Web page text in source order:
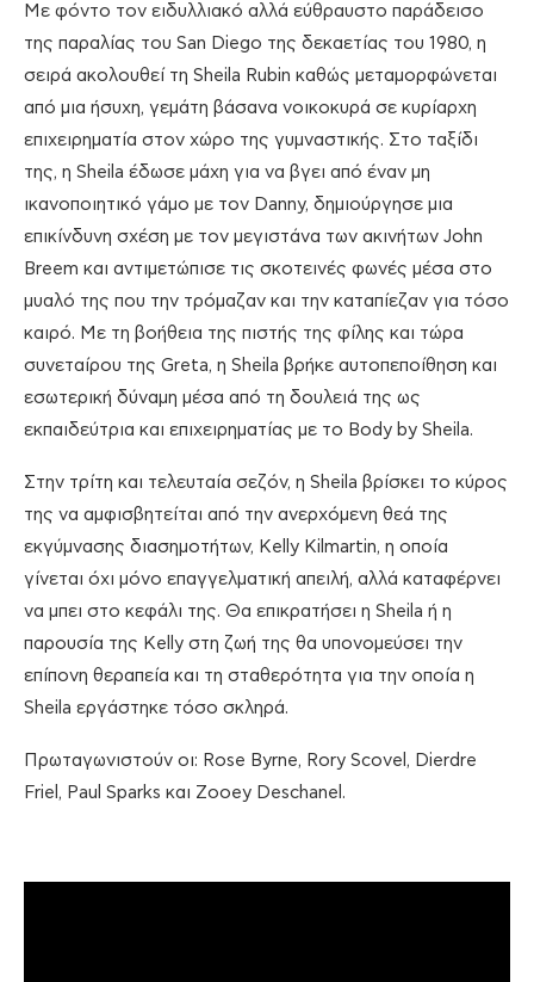
Με φόντο τον ειδυλλιακό αλλά εύθραυστο παράδεισο
της παραλίας του San Diego της δεκαετίας του 1980, η
σειρά ακολουθεί τη Sheila Rubin καθώς μεταμορφώνεται
από μια ήσυχη, γεμάτη βάσανα νοικοκυρά σε κυρίαρχη
επιχειρηματία στον χώρο της γυμναστικής. Στο ταξίδι
της, η Sheila έδωσε μάχη για να βγει από έναν μη
ικανοποιητικό γάμο με τον Danny, δημιούργησε μια
επικίνδυνη σχέση με τον μεγιστάνα των ακινήτων John
Breem και αντιμετώπισε τις σκοτεινές φωνές μέσα στο
μυαλό της που την τρόμαζαν και την καταπίεζαν για τόσο
καιρό. Με τη βοήθεια της πιστής της φίλης και τώρα
συνεταίρου της Greta, η Sheila βρήκε αυτοπεποίθηση και
εσωτερική δύναμη μέσα από τη δουλειά της ως
εκπαιδεύτρια και επιχειρηματίας με το Body by Sheila.
Στην τρίτη και τελευταία σεζόν, η Sheila βρίσκει το κύρος
της να αμφισβητείται από την ανερχόμενη θεά της
εκγύμνασης διασημοτήτων, Kelly Kilmartin, η οποία
γίνεται όχι μόνο επαγγελματική απειλή, αλλά καταφέρνει
να μπει στο κεφάλι της. Θα επικρατήσει η Sheila ή η
παρουσία της Kelly στη ζωή της θα υπονομεύσει την
επίπονη θεραπεία και τη σταθερότητα για την οποία η
Sheila εργάστηκε τόσο σκληρά.
Πρωταγωνιστούν οι: Rose Byrne, Rory Scovel, Dierdre
Friel, Paul Sparks και Zooey Deschanel.